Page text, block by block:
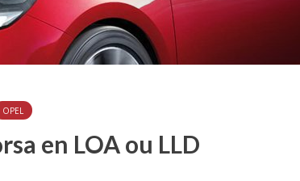
OPEL
en LOA ou LLD